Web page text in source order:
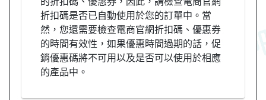
折扣碼是否已自動使用於您的訂單中。當
然，您還需要檢查電商官網折扣碼、優惠券
的時間有效性，如果優惠時間過期的話，促
銷優惠碼將不可用以及是否可以使用於相應
的產品中。